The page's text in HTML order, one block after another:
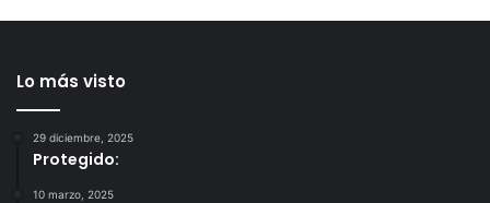
Lo más visto
29 diciembre, 2025
Protegido:
10 marzo, 2025